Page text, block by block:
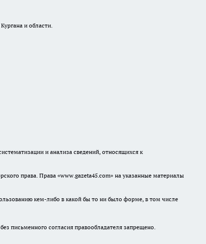
и области.
и анализа сведений, относящихся к
права. Права «www.gazeta45.com» на указанные материалы
кем-либо в какой бы то ни было форме, в том числе
письменного согласия правообладателя запрещено.